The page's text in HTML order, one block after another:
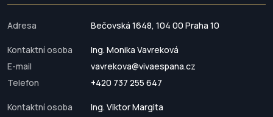
Adresa Bečovská 1648, 104 00 Praha 10
Kontaktní osoba
Ing. Monika Vavreková
E-mail
vavrekova@vivaespana.cz
Telefon
+420 737 255 647
Kontaktní osoba
Ing. Viktor Margita